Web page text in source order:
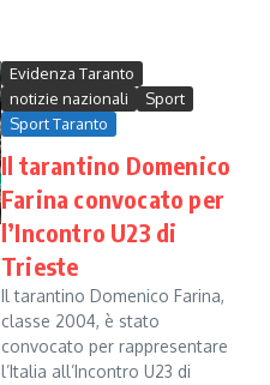
Evidenza Taranto
notizie nazionali
Sport
Sport Taranto
Il tarantino Domenico
Farina convocato per
l’Incontro U23 di
Trieste
Il tarantino Domenico Farina,
classe 2004, è stato
convocato per rappresentare
l’Italia all’Incontro U23 di